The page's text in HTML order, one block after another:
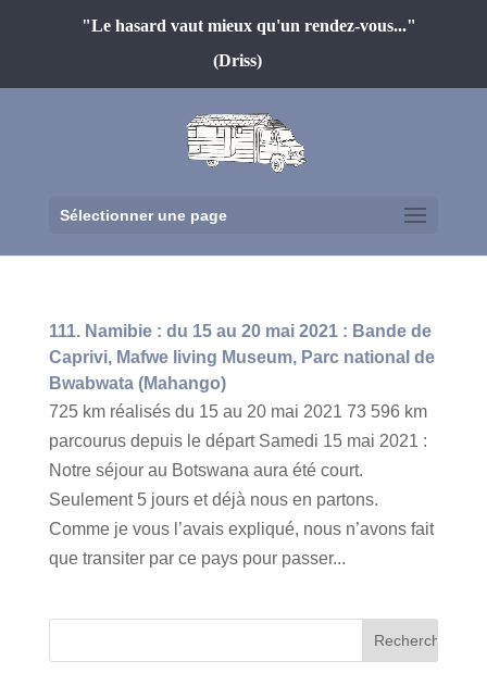
"Le hasard vaut mieux qu'un rendez-vous..."
(Driss)
Sélectionner une page
111. Namibie : du 15 au 20 mai 2021 : Bande de
Caprivi, Mafwe living Museum, Parc national de
Bwabwata (Mahango)
725 km réalisés du 15 au 20 mai 2021 73 596 km
parcourus depuis le départ Samedi 15 mai 2021 :
Notre séjour au Botswana aura été court.
Seulement 5 jours et déjà nous en partons.
Comme je vous l’avais expliqué, nous n’avons fait
que transiter par ce pays pour passer...